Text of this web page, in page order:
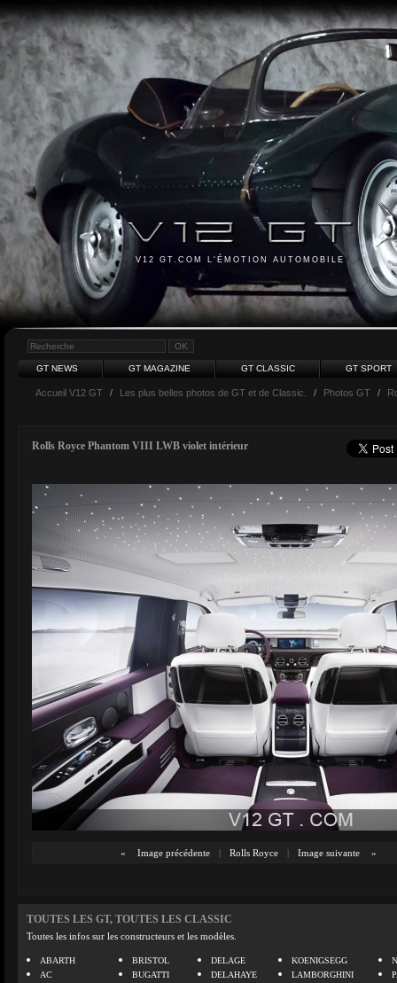
V12 GT.COM L'ÉMOTION AUTOMOBILE
GT NEWS GT MAGAZINE GT CLASSIC GT SPORT
Accueil V12 GT / Les plus belles photos de GT et de Classic. / Photos GT /
Rolls Royce Phantom VIII LWB violet intérieur
« Image précédente | Rolls Royce | Image suivante »
TOUTES LES GT, TOUTES LES CLASSIC
Toutes les infos sur les constructeurs et les modèles.
ABARTH
AC
BRISTOL
BUGATTI
DELAGE
DELAHAYE
KOENIGSEGG
LAMBORGHINI